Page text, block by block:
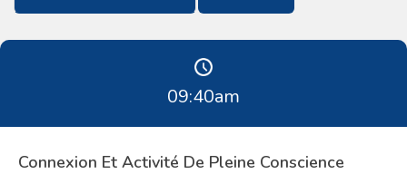
09:40am
Connexion Et Activité De Pleine Conscience